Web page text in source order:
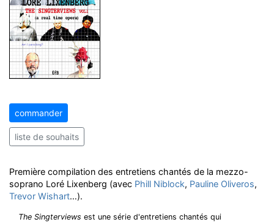
commander
liste de souhaits
Première compilation des entretiens chantés de la mezzo-
soprano Loré Lixenberg (avec Phill Niblock, Pauline Oliveros,
Trevor Wishart…).
The Singterviews est une série d'entretiens chantés qui